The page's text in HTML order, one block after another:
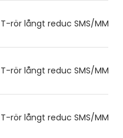
T-rör långt reduc SMS/MM
T-rör långt reduc SMS/MM
T-rör långt reduc SMS/MM